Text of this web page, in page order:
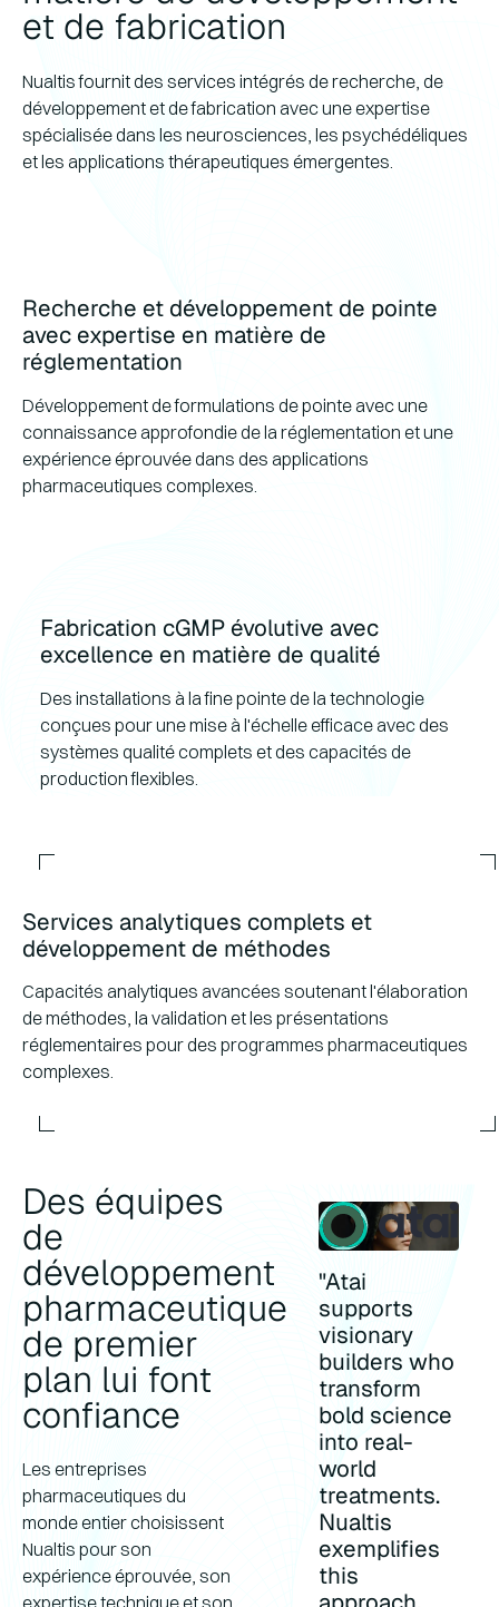
particulièrement utiles pour les programmes
thérapeutiques nécessitant des schémas
traitement à long terme.
et de fabrication
Nualtis fournit des services intégrés de recherche, de
développement et de fabrication avec une expertise
spécialisée dans les neurosciences, les psychédéliques
et les applications thérapeutiques émergentes.
Recherche et développement de pointe
avec expertise en matière de
réglementation
Développement de formulations de pointe avec une
connaissance approfondie de la réglementation et une
expérience éprouvée dans des applications
pharmaceutiques complexes.
Fabrication cGMP évolutive avec
excellence en matière de qualité
Des installations à la fine pointe de la technologie
conçues pour une mise à l'échelle efficace avec des
systèmes qualité complets et des capacités de
production flexibles.
Services analytiques complets et
développement de méthodes
Capacités analytiques avancées soutenant l'élaboration
de méthodes, la validation et les présentations
réglementaires pour des programmes pharmaceutiques
complexes.
Des équipes
de
développement
pharmaceutique
de premier
plan lui font
confiance
Les entreprises
pharmaceutiques du
monde entier choisissent
Nualtis pour son
expérience éprouvée, son
"Atai
supports
visionary
builders who
transform
bold science
into real-
world
treatments.
Nualtis
exemplifies
this